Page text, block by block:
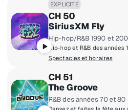
EXPLICITE
CH 50
SiriusXM Fly
Hip-hop/R&B 1990 et
Hip-hop et R&B des années
Spectacles et horaires
CH 51
The Groove
R&B des années 70 et 80